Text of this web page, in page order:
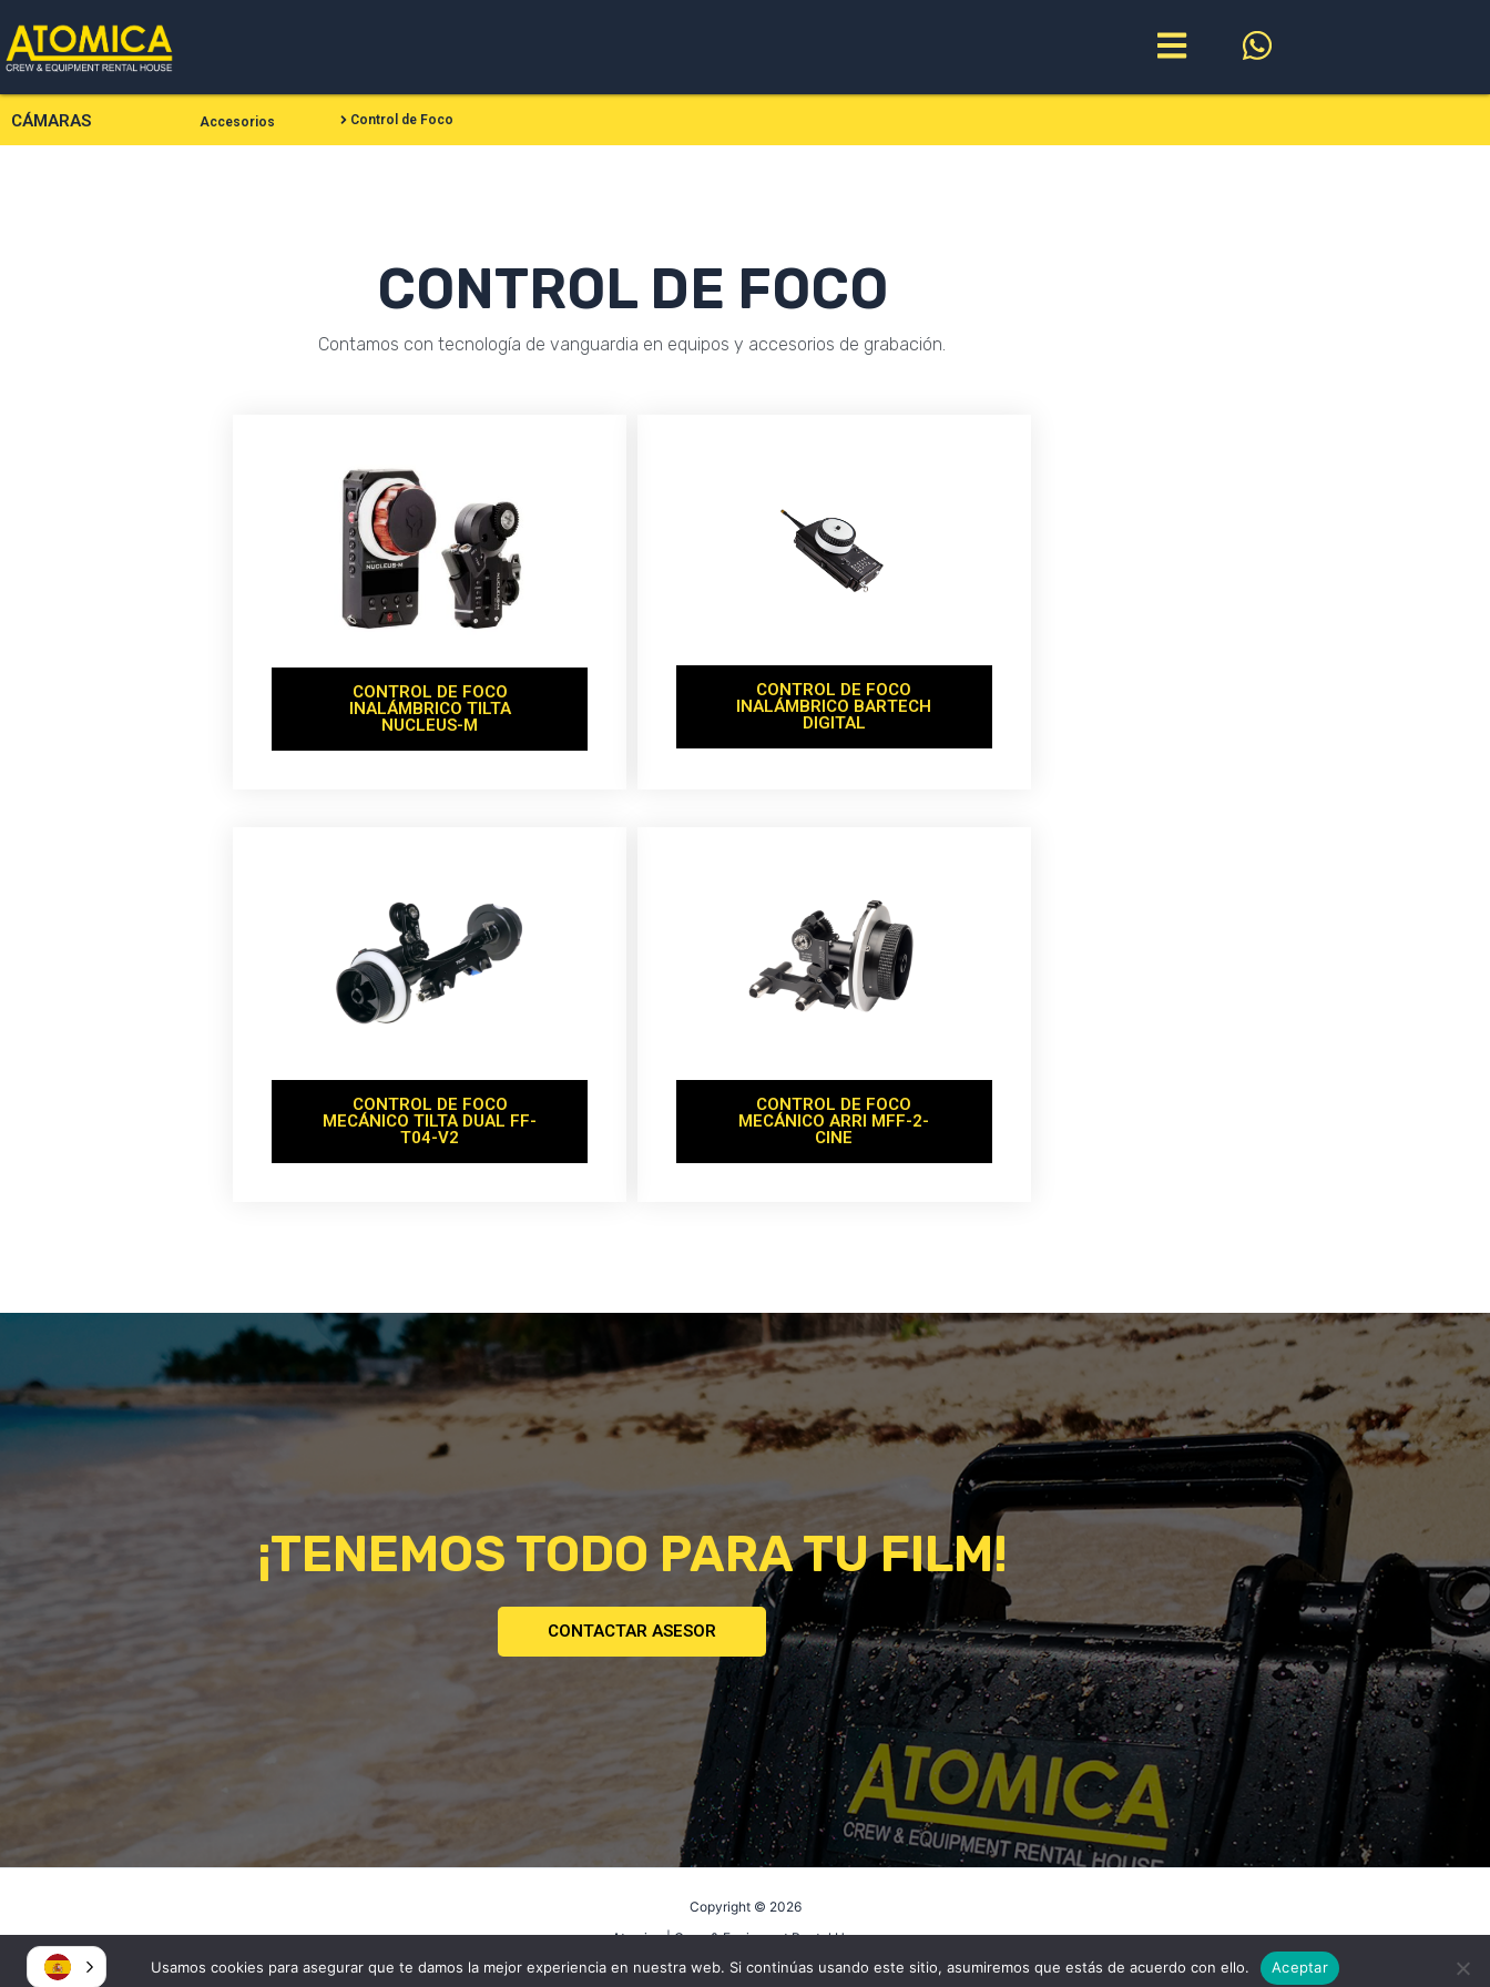
al
contenido
CÁMARAS Accesorios Control de Foco
CONTROL DE FOCO
Contamos con tecnología de vanguardia en equipos y accesorios de grabación.
CONTROL DE FOCO
INALÁMBRICO TILTA
NUCLEUS-M
CONTROL DE FOCO
INALÁMBRICO BARTECH
DIGITAL
CONTROL DE FOCO
MECÁNICO TILTA DUAL FF-
T04-V2
CONTROL DE FOCO
MECÁNICO ARRI MFF-2-
CINE
¡TENEMOS TODO PARA TU FILM!
CONTACTAR ASESOR
Copyright © 2026
Atomica | Crew & Equipment Rental House.
Usamos cookies para asegurar que te damos la mejor experiencia en nuestra web. Si continúas usando este sitio, asumiremos que estás de acuerdo con ello. Aceptar